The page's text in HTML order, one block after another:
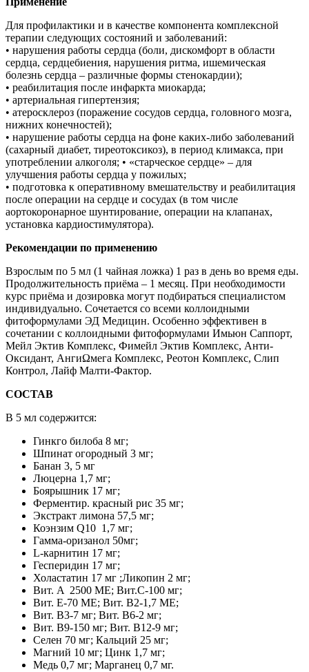
Для профилактики и в качестве компонента комплексной
терапии следующих состояний и заболеваний:
• нарушения работы сердца (боли, дискомфорт в области
сердца, сердцебиения, нарушения ритма, ишемическая
болезнь сердца – различные формы стенокардии);
• реабилитация после инфаркта миокарда;
• артериальная гипертензия;
• атеросклероз (поражение сосудов сердца, головного мозга,
нижних конечностей);
• нарушение работы сердца на фоне каких-либо заболеваний
(сахарный диабет, тиреотоксикоз), в период климакса, при
употреблении алкоголя; • «старческое сердце» – для
улучшения работы сердца у пожилых;
• подготовка к оперативному вмешательству и реабилитация
после операции на сердце и сосудах (в том числе
аортокоронарное шунтирование, операции на клапанах,
установка кардиостимулятора).
Рекомендации по применению
Взрослым по 5 мл (1 чайная ложка) 1 раз в день во время еды.
Продолжительность приёма – 1 месяц. При необходимости
курс приёма и дозировка могут подбираться специалистом
индивидуально. Сочетается со всеми коллоидными
фитоформулами ЭД Медицин. Особенно эффективен в
сочетании с коллоидными фитоформулами Имьюн Саппорт,
Мейл Эктив Комплекс, Фимейл Эктив Комплекс, Анти-
Оксидант, АнгиΩмега Комплекс, Реотон Комплекс, Слип
Контрол, Лайф Малти-Фактор.
СОСТАВ
В 5 мл содержится:
Гинкго билоба 8 мг;
Шпинат огородный 3 мг;
Банан 3, 5 мг
Люцерна 1,7 мг;
Боярышник 17 мг;
Ферментир. красный рис 35 мг;
Экстракт лимона 57,5 мг;
Коэнзим Q10 1,7 мг;
Гамма-оризанол 50мг;
L-карнитин 17 мг;
Гесперидин 17 мг;
Холастатин 17 мг ;Ликопин 2 мг;
Вит. A 2500 МЕ; Вит.С-100 мг;
Вит. E-70 МЕ; Вит. B2-1,7 МЕ;
Вит. B3-7 мг; Вит. B6-2 мг;
Вит. B9-150 мг; Вит. B12-9 мг;
Селен 70 мг; Кальций 25 мг;
Магний 10 мг; Цинк 1,7 мг;
Медь 0,7 мг; Марганец 0,7 мг.